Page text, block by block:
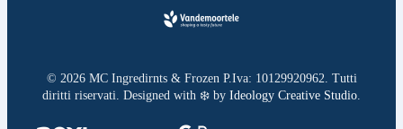
© 2026MC Ingredirnts & Frozen P.Iva: 10129920962. Tutti
diritti riservati. Designed with ❄️ by Ideology Creative Studio.